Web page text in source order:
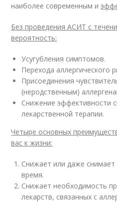
наиболее современным и
Без проведения АСИТ с
вероятность:
Усугубления симптомов.
Перехода аллергического
Присоединения
(неродственным)
Снижение эффективности
лекарственной терапии.
Четыре основных
вас к жизни:
Снижает или даже
время.
Снижает необходимость
лекарств, связанных с